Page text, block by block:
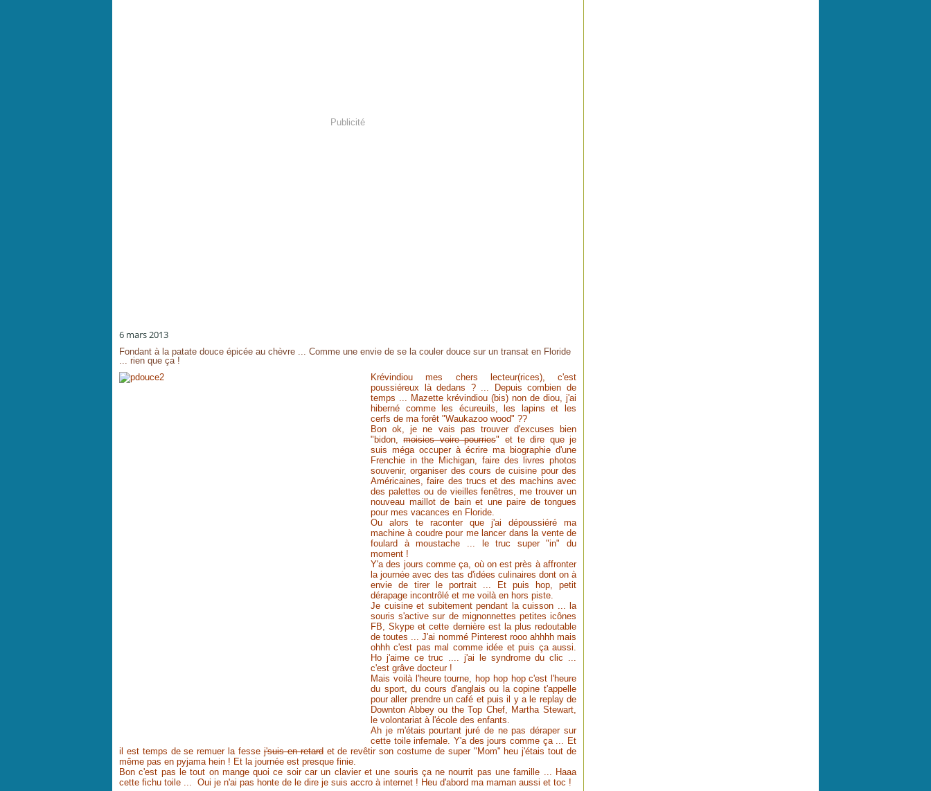
Publicité
6 mars 2013
Fondant à la patate douce épicée au chèvre ... Comme une envie de se la couler douce sur un transat en Floride
... rien que ça !
Krévindiou mes chers lecteur(rices), c'est
poussiéreux là dedans ? ... Depuis combien de
temps ... Mazette krévindiou (bis) non de diou, j'ai
hiberné comme les écureuils, les lapins et les
cerfs de ma forêt "Waukazoo wood" ??
Bon ok, je ne vais pas trouver d'excuses bien
"bidon,moisies voire pourries" et te dire que je
suis méga occuper à écrire ma biographie d'une
Frenchie in the Michigan, faire des livres photos
souvenir, organiser des cours de cuisine pour des
Américaines, faire des trucs et des machins avec
des palettes ou de vieilles fenêtres, me trouver un
nouveau maillot de bain et une paire de tongues
pour mes vacances en Floride.
Ou alors te raconter que j'ai dépoussiéré ma
machine à coudre pour me lancer dans la vente de
foulard à moustache ... le truc super "in" du
moment !
Y'a des jours comme ça, où on est près à affronter
la journée avec des tas d'idées culinaires dont on à
envie de tirer le portrait ... Et puis hop, petit
dérapage incontrôlé et me voilà en hors piste.
Je cuisine et subitement pendant la cuisson ... la
souris s'active sur de mignonnettes petites icônes
FB, Skype et cette dernière est la plus redoutable
de toutes ... J'ai nommé Pinterest rooo ahhhh mais
ohhh c'est pas mal comme idée et puis ça aussi.
Ho j'aime ce truc .... j'ai le syndrome du clic ...
c'est grâve docteur !
Mais voilà l'heure tourne, hop hop hop c'est l'heure
du sport, du cours d'anglais ou la copine t'appelle
pour aller prendre un café et puis il y a le replay de
Downton Abbey ou the Top Chef, Martha Stewart,
le volontariat à l'école des enfants.
Ah je m'étais pourtant juré de ne pas déraper sur
cette toile infernale. Y'a des jours comme ça ... Et
il est temps de se remuer la fesse j'suis en retardet de revêtir son costume de super "Mom" heu j'étais tout de
même pas en pyjama hein ! Et la journée est presque finie.
Bon c'est pas le tout on mange quoi ce soir car un clavier et une souris ça ne nourrit pas une famille ... Haaa
cette fichu toile ... Oui je n'ai pas honte de le dire je suis accro à internet ! Heu d'abord ma maman aussi et toc !